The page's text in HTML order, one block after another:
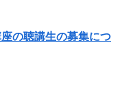
の聴講生の募集につ